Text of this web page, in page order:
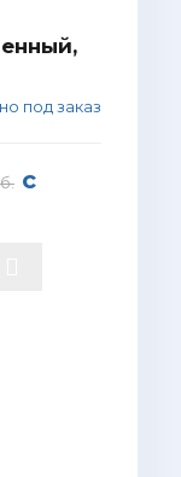
под заказ
с